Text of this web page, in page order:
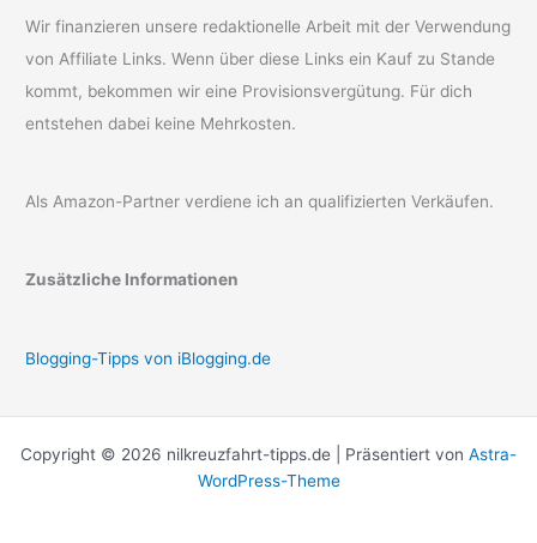
Wir finanzieren unsere redaktionelle Arbeit mit der Verwendung
von Affiliate Links. Wenn über diese Links ein Kauf zu Stande
kommt, bekommen wir eine Provisionsvergütung. Für dich
entstehen dabei keine Mehrkosten.
Als Amazon-Partner verdiene ich an qualifizierten Verkäufen.
Zusätzliche Informationen
Blogging-Tipps von iBlogging.de
Copyright © 2026 nilkreuzfahrt-tipps.de | Präsentiert von Astra-
WordPress-Theme